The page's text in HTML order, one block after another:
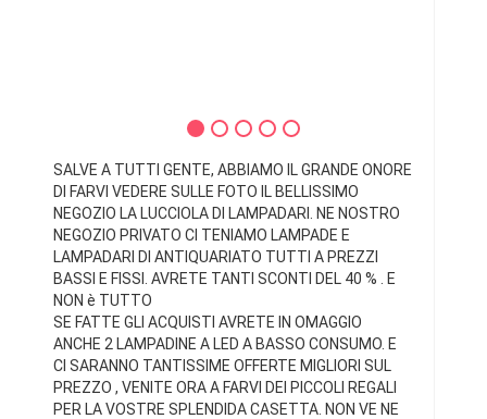
SALVE A TUTTI GENTE, ABBIAMO IL GRANDE ONORE
DI FARVI VEDERE SULLE FOTO IL BELLISSIMO
NEGOZIO LA LUCCIOLA DI LAMPADARI. NE NOSTRO
NEGOZIO PRIVATO CI TENIAMO LAMPADE E
LAMPADARI DI ANTIQUARIATO TUTTI A PREZZI
BASSI E FISSI. AVRETE TANTI SCONTI DEL 40 % . E
NON è TUTTO
SE FATTE GLI ACQUISTI AVRETE IN OMAGGIO
ANCHE 2 LAMPADINE A LED A BASSO CONSUMO. E
CI SARANNO TANTISSIME OFFERTE MIGLIORI SUL
PREZZO , VENITE ORA A FARVI DEI PICCOLI REGALI
PER LA VOSTRE SPLENDIDA CASETTA. NON VE NE